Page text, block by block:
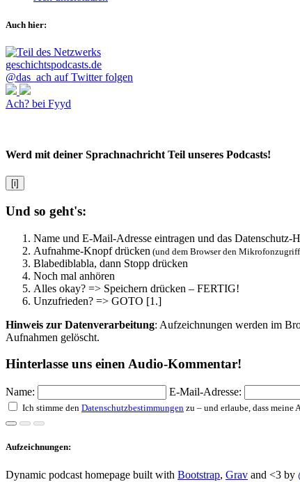
Auch hier:
@das_ach auf Twitter folgen
Ach? bei Fyyd
Werd mit deiner Sprachnachricht Teil unseres Podcasts!
[i]
Und so geht's:
Name und E-Mail-Adresse eintragen und das Datenschutz-
Aufnahme-Knopf drücken (und dem Browser den
Blabediblabla, dann Stopp drücken
Noch mal anhören
Alles okay? => Speichern drücken – FERTIG!
Unzufrieden? => GOTO [1.]
Hinweis zur Datenverarbeitung: Aufzeichnungen werden im
Aufnahmen gelöscht.
Hinterlasse uns einen Audio-Kommentar!
Name: E-Mail-Adresse:
Ich stimme den Datenschutzbestimmungen zu – und erlaube, dass meine
Aufzeichnungen:
Dynamic podcast homepage built with Bootstrap, Grav and <3 by